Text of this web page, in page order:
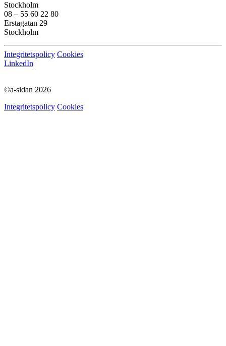
Stockholm
08 – 55 60 22 80
Erstagatan 29
Stockholm
Integritetspolicy Cookies
LinkedIn
©a-sidan 2026
Integritetspolicy Cookies